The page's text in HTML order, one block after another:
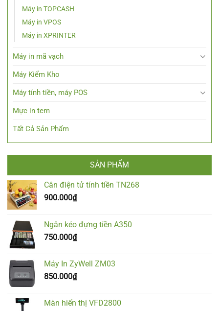
Máy in TOPCASH
Máy in VPOS
Máy in XPRINTER
Máy in mã vạch
Máy Kiểm Kho
Máy tính tiền, máy POS
Mực in tem
Tất Cả Sản Phẩm
SẢN PHẨM
Cân điện tử tính tiền TN268
900.000₫
Ngăn kéo đựng tiền A350
750.000₫
Máy In ZyWell ZM03
850.000₫
Màn hiển thị VFD2800